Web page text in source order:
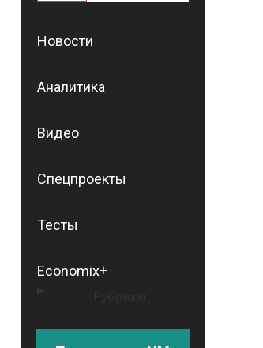
Новости
Аналитика
Видео
Спецпроекты
Тесты
Economix+